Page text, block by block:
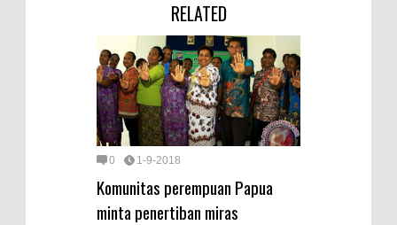
RELATED
0 1-9-2018
Komunitas perempuan Papua
minta penertiban miras